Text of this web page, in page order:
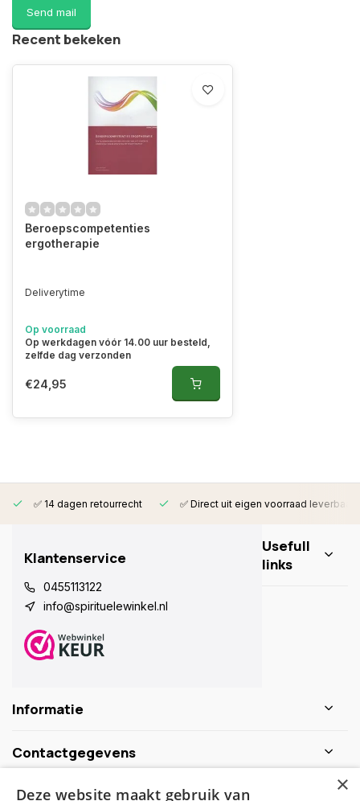
Send mail
Recent bekeken
Beroepscompetenties
ergotherapie
Deliverytime
Op voorraad
Op werkdagen vóór 14.00 uur besteld,
zelfde dag verzonden
€24,95
✅ 14 dagen retourrecht ✅ Direct uit eigen voorraad leverbaar
Klantenservice
0455113122
info@spirituelewinkel.nl
Usefull
links
Informatie
Contactgegevens
×
Deze website maakt gebruik van